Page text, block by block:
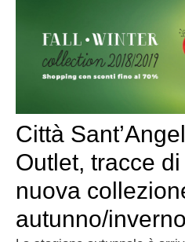
Città
Outlet, tracce
nuova
autunno/